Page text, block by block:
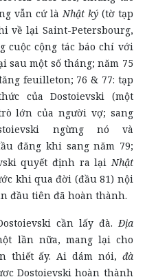
vẫn cứ làNhật ký(tờ tạp
về lại Saint-Petersbourg,
cuộc cộng tác báo chí với
sau một số tháng; năm 75
feuilleton; 76 & 77: tạp
của Dostoievski (một
lớn của người vợ; sang
ngừng nó và
đăng khi sang năm 79;
quyết định ra lạiNhật
khi qua đời (đầu 81) nội
đầu tiên đã hoàn thành.
cần lấy đà.Địa
lần nữa, mang lại cho
thiết ấy. Ai dám nói, đà
Dostoievski hoàn thành